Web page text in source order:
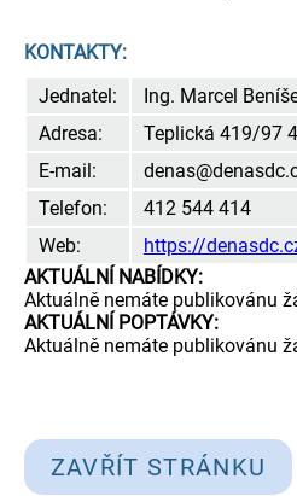
KONTAKTY:
Jednatel:
Ing. Marcel
Adresa:
Teplická 419/97
E-mail:
Telefon:
412 544 414
Web:
https://
AKTUÁLNÍ NABÍDKY:
Aktuálně nemáte publikovánu
AKTUÁLNÍ POPTÁVKY:
Aktuálně nemáte publikovánu
ZAVŘÍT STRÁNKU